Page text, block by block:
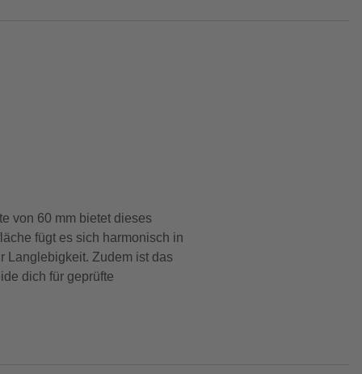
von 60 mm bietet dieses
fügt es sich harmonisch in
Langlebigkeit. Zudem ist das
dich für geprüfte